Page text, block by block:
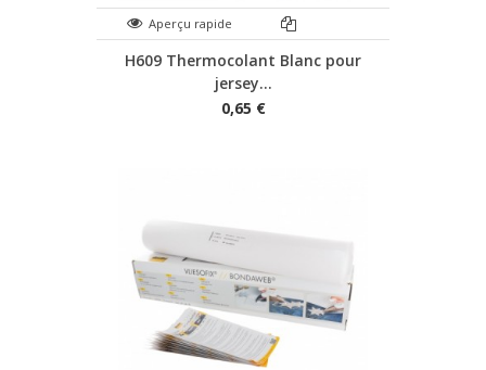
Aperçu rapide
H609 Thermocolant Blanc pour
jersey...
0,65 €